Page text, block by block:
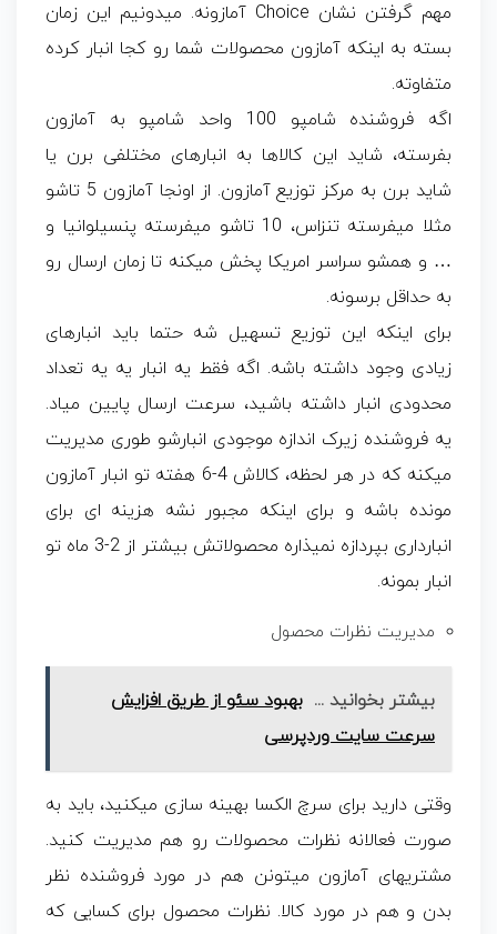
مهم گرفتن نشان Choice آمازونه. میدونیم این زمان
بسته به اینکه آمازون محصولات شما رو کجا انبار کرده
متفاوته.
اگه فروشنده شامپو 100 واحد شامپو به آمازون
بفرسته، شاید این کالاها به انبارهای مختلفی برن یا
شاید برن به مرکز توزیع آمازون. از اونجا آمازون 5 تاشو
مثلا میفرسته تنزاس، 10 تاشو میفرسته پنسیلوانیا و
… و همشو سراسر امریکا پخش میکنه تا زمان ارسال رو
به حداقل برسونه.
برای اینکه این توزیع تسهیل شه حتما باید انبارهای
زیادی وجود داشته باشه. اگه فقط یه انبار یه یه تعداد
محدودی انبار داشته باشید، سرعت ارسال پایین میاد.
یه فروشنده زیرک اندازه موجودی انبارشو طوری مدیریت
میکنه که در هر لحظه، کالاش 4-6 هفته تو انبار آمازون
مونده باشه و برای اینکه مجبور نشه هزینه ای برای
انبارداری بپردازه نمیذاره محصولاتش بیشتر از 2-3 ماه تو
انبار بمونه.
مدیریت نظرات محصول
بیشتر بخوانید ... بهبود سئو از طریق افزایش
سرعت سایت وردپرسی
وقتی دارید برای سرچ الکسا بهینه سازی میکنید، باید به
صورت فعالانه نظرات محصولات رو هم مدیریت کنید.
مشتریهای آمازون میتونن هم در مورد فروشنده نظر
بدن و هم در مورد کالا. نظرات محصول برای کسایی که